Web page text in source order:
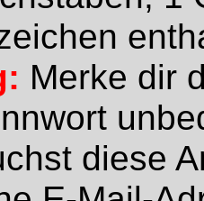
Merke dir
diese